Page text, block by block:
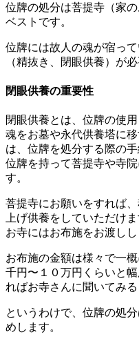
位牌の処分は菩提寺（家
ベストです。
位牌には故人の魂が宿っ
（精抜き、閉眼供養）が
閉眼供養の重要性
閉眼供養とは、位牌の使
魂をお墓や永代供養塔に
は、位牌を処分する際の
位牌を持って菩提寺や寺
す。
菩提寺にお願いをすれば
上げ供養をしていただけ
お寺にはお布施をお渡しし
お布施の金額は様々で一
千円〜１０万円くらいと
ればお寺さんに聞いてみる
というわけで、位牌の処
めします。